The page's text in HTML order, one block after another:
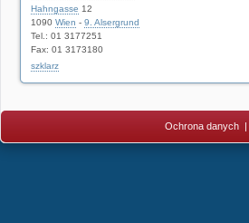
Hahngasse 12
1090 Wien - 9. Alsergrund
Tel.: 01 3177251
Fax: 01 3173180
szklarz
Ochrona danych |